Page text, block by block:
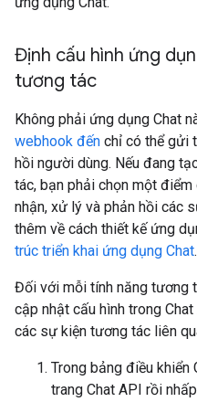
Định cấu hình ứng
tương tác
Không phải ứng dụng Chat
webhook đến chỉ có thể gửi
hồi người dùng. Nếu đang
tác, bạn phải chọn một
nhận, xử lý và phản hồi các
thêm về cách thiết kế ứng
trúc triển khai ứng dụng Chat.
Đối với mỗi tính năng tương
cập nhật cấu hình trong
các sự kiện tương tác liên
Trong bảng điều khiển
trang Chat API rồi